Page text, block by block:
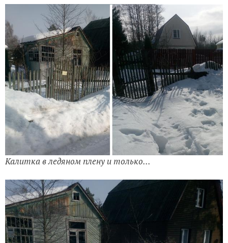
Жажда жизни растений
Калитка в ледяном плену и только...